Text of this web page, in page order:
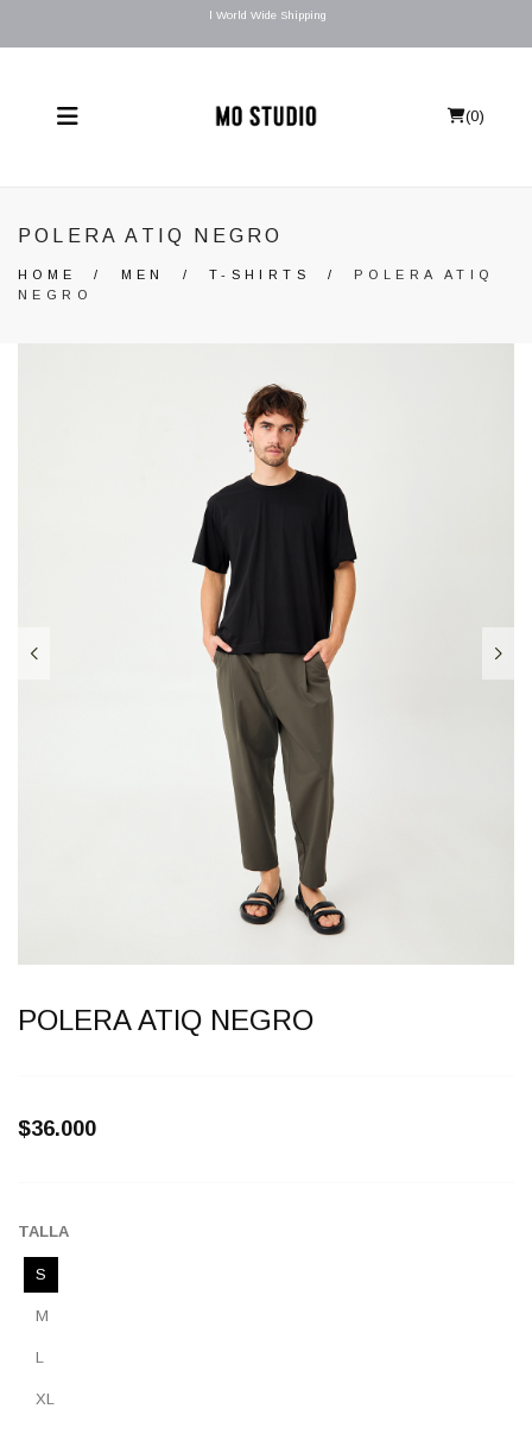
l World Wide Shipping
(0)
POLERA ATIQ NEGRO
HOME / MEN / T-SHIRTS / POLERA ATIQ
NEGRO
POLERA ATIQ NEGRO
$36.000
TALLA
S
M
L
XL